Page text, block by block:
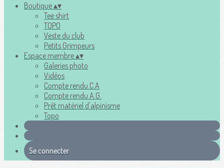
Boutique▴▾
Tee shirt
TOPO
Veste du club
Petits Grimpeurs
Espace membre▴▾
Galeries photo
Vidéos
Compte rendu C.A
Compte rendu A.G.
Prêt matériel d'alpinisme
Topo
Se connecter